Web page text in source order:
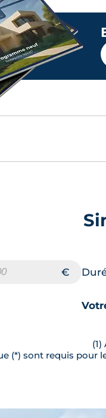
(*) sont requis